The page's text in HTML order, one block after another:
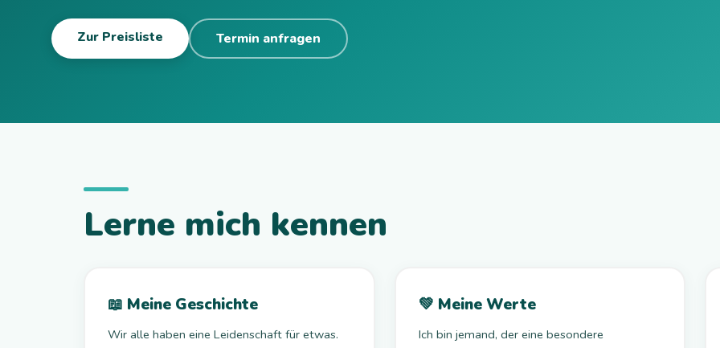
Zur Preisliste Termin anfragen
Lerne mich kennen
📖 Meine Geschichte
Wir alle haben eine Leidenschaft für etwas.
💚 Meine Werte
Ich bin jemand, der eine besondere